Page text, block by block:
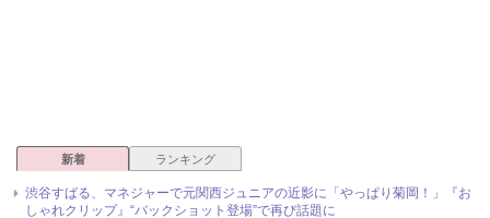
新着 ランキング
渋谷すばる、マネジャーで元関西ジュニアの近影に「やっぱり菊岡！」『お
しゃれクリップ』“バックショット登場”で再び話題に